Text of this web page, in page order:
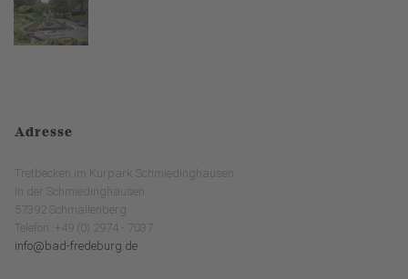
Adresse
Tretbecken im Kurpark Schmiedinghausen
In der Schmiedinghausen
57392 Schmallenberg
Telefon: +49 (0) 2974 - 7037
info@bad-fredeburg.de